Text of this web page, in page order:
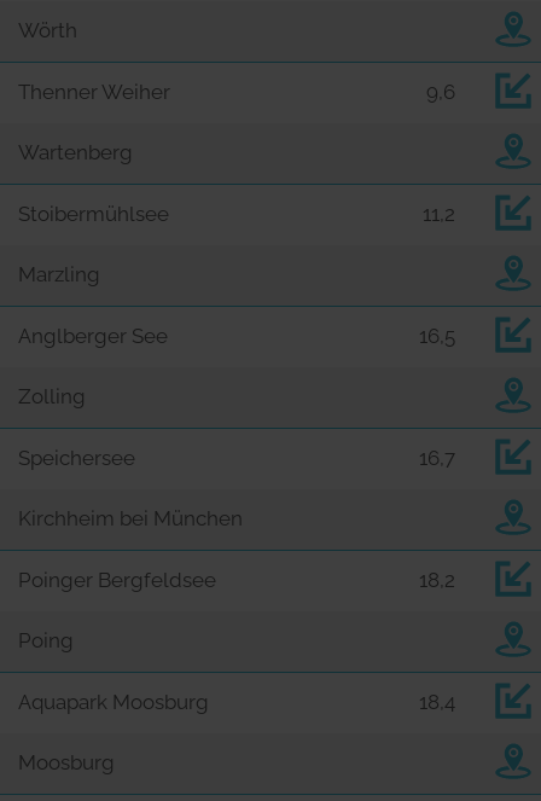
Wörth
Thenner Weiher 9,6
Wartenberg
Stoibermühlsee 11,2
Marzling
Anglberger See 16,5
Zolling
Speichersee 16,7
Kirchheim bei München
Poinger Bergfeldsee 18,2
Poing
Aquapark Moosburg 18,4
Moosburg